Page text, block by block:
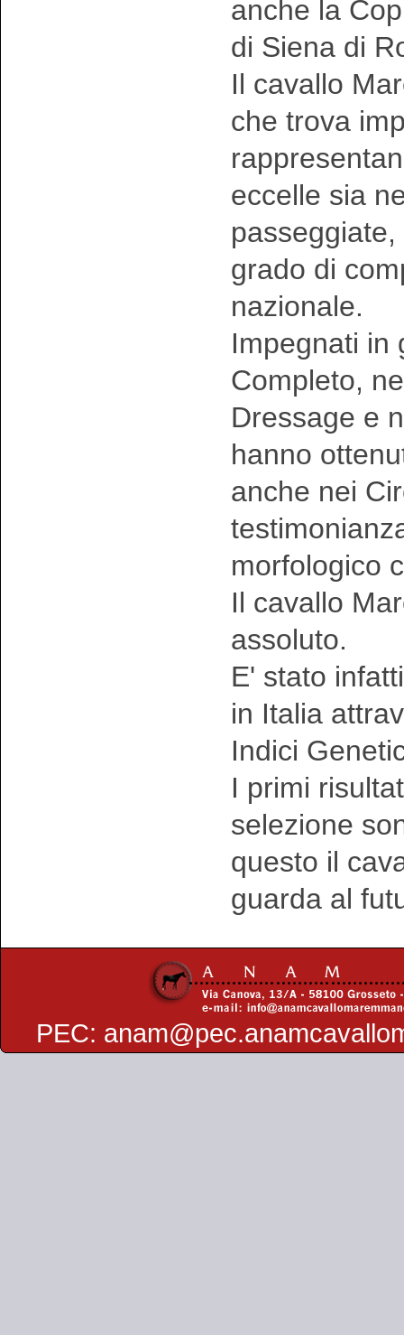
anche la
di Siena di
Il cavallo
che trova
eccelle sia
grado di
nazionale.
Impegnati in
Completo,
Dressage e
hanno
anche nei
morfologico
Il cavallo
assoluto.
E' stato
in Italia
Indici
I primi
selezione
questo il
guarda al
PEC: